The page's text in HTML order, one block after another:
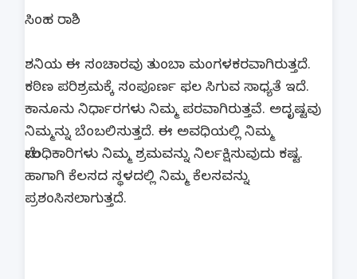
​ಸಿಂಹ ರಾಶಿ
ಶನಿಯ ಈ ಸಂಚಾರವು ತುಂಬಾ ಮಂಗಳಕರವಾಗಿರುತ್ತದೆ.
ಕಠಿಣ ಪರಿಶ್ರಮಕ್ಕೆ ಸಂಪೂರ್ಣ ಫಲ ಸಿಗುವ ಸಾಧ್ಯತೆ ಇದೆ.
ಕಾನೂನು ನಿರ್ಧಾರಗಳು ನಿಮ್ಮ ಪರವಾಗಿರುತ್ತವೆ. ಅದೃಷ್ಟವು
ನಿಮ್ಮನ್ನು ಬೆಂಬಲಿಸುತ್ತದೆ. ಈ ಅವಧಿಯಲ್ಲಿ ನಿಮ್ಮ
ಮೇಲಧಿಕಾರಿಗಳು ನಿಮ್ಮ ಶ್ರಮವನ್ನು ನಿರ್ಲಕ್ಷಿಸುವುದು ಕಷ್ಟ.
ಹಾಗಾಗಿ ಕೆಲಸದ ಸ್ಥಳದಲ್ಲಿ ನಿಮ್ಮ ಕೆಲಸವನ್ನು
ಪ್ರಶಂಸಿಸಲಾಗುತ್ತದೆ.